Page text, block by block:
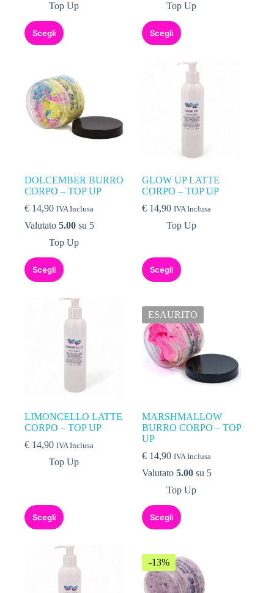
Top Up
Scegli
Top Up
Scegli
DOLCEMBER BURRO
CORPO – TOP UP
€ 14,90 IVA Inclusa
Valutato 5.00 su 5
Top Up
Scegli
GLOW UP LATTE
CORPO – TOP UP
€ 14,90 IVA Inclusa
Top Up
Scegli
LIMONCELLO LATTE
CORPO – TOP UP
€ 14,90 IVA Inclusa
Top Up
Scegli
ESAURITO
MARSHMALLOW
BURRO CORPO – TOP
UP
€ 14,90 IVA Inclusa
Valutato5.00 su 5
Top Up
Scegli
-13%